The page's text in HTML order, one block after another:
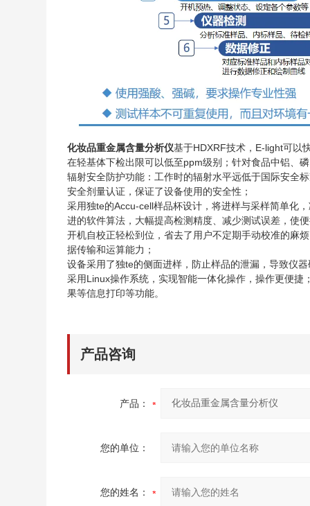
化妆品重金属含量分析仪基于HDXRF技术，E-light可以
在轻基体下检出限可以低至ppm级别；针对食品中铝、
辐射安全防护功能：工作时的辐射水平远低于国际安全
安全剂量认证，保证了设备使用的安全性；
采用独te的Accu-cell样品杯设计，将进样与采样简单化
进的软件算法，大幅提高检测精度、减少测试误差，使
开机自校正轻松到位，省去了用户不定期手动校准的麻
据传输和运算能力；
设备采用了独te的侧面进样，防止样品的泄漏，导致仪
采用Linux操作系统，实现智能一体化操作，操作更便
果等信息打印等功能。
产品咨询
产品：
您的单位：
您的姓名：